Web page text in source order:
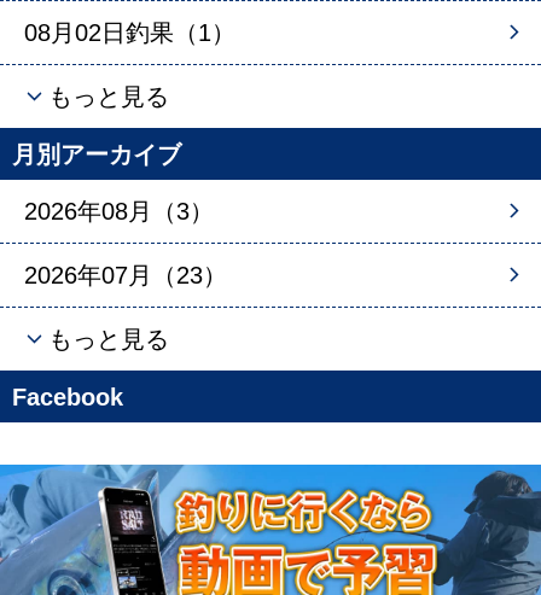
08月02日釣果（1）
もっと見る
月別アーカイブ
2026年08月（3）
2026年07月（23）
もっと見る
Facebook